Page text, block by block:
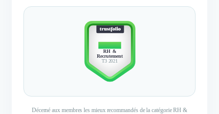
TOP 10
RH &
Recrutement
T3 2021
Décerné aux membres les mieux recommandés de la catégorie RH &